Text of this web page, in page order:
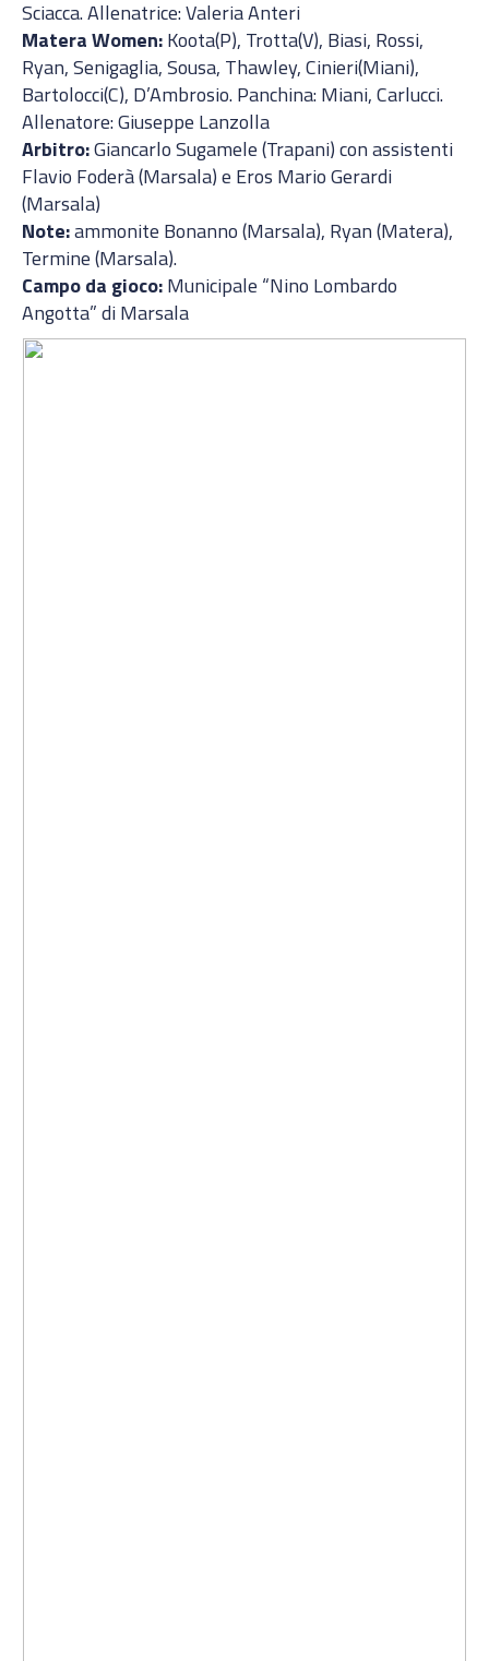
Sciacca. Allenatrice: Valeria Anteri
Matera Women:Koota(P), Trotta(V), Biasi, Rossi,
Ryan, Senigaglia, Sousa, Thawley, Cinieri(Miani),
Bartolocci(C), D’Ambrosio. Panchina: Miani, Carlucci.
Allenatore: Giuseppe Lanzolla
Arbitro:Giancarlo Sugamele (Trapani) con assistenti
Flavio Foderà (Marsala) e Eros Mario Gerardi
(Marsala)
Note:ammonite Bonanno (Marsala), Ryan (Matera),
Termine (Marsala).
Campo da gioco:Municipale “Nino Lombardo
Angotta” di Marsala